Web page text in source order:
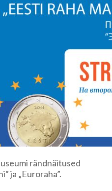
rändnäitused
ja „Euroraha”.